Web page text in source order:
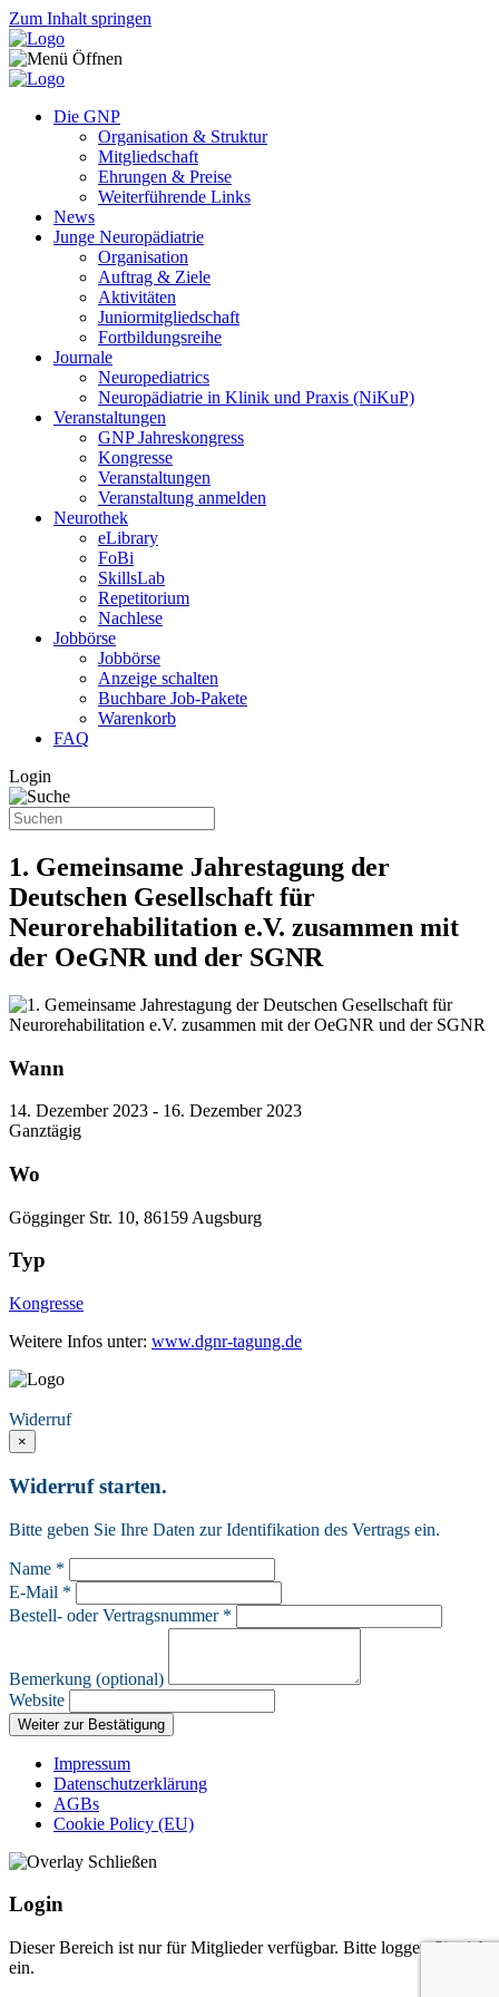
Zum Inhalt springen
Die GNP
Organisation & Struktur
Mitgliedschaft
Ehrungen & Preise
Weiterführende Links
News
Junge Neuropädiatrie
Organisation
Auftrag & Ziele
Aktivitäten
Juniormitgliedschaft
Fortbildungsreihe
Journale
Neuropediatrics
Neuropädiatrie in Klinik und Praxis (NiKuP)
Veranstaltungen
GNP Jahreskongress
Kongresse
Veranstaltungen
Veranstaltung anmelden
Neurothek
eLibrary
FoBi
SkillsLab
Repetitorium
Nachlese
Jobbörse
Jobbörse
Anzeige schalten
Buchbare Job-Pakete
Warenkorb
FAQ
Login
1. Gemeinsame Jahrestagung der
Deutschen Gesellschaft für
Neurorehabilitation e.V. zusammen mit
der OeGNR und der SGNR
Wann
14. Dezember 2023 - 16. Dezember 2023
Ganztägig
Wo
Gögginger Str. 10, 86159 Augsburg
Typ
Kongresse
Weitere Infos unter: www.dgnr-tagung.de
Widerruf
×
Widerruf starten.
Bitte geben Sie Ihre Daten zur Identifikation des Vertrags ein.
Name *
E-Mail *
Bestell- oder Vertragsnummer *
Bemerkung (optional)
Website
Weiter zur Bestätigung
Impressum
Datenschutzerklärung
AGBs
Cookie Policy (EU)
Login
Dieser Bereich ist nur für Mitglieder verfügbar. Bitte loggen Sie sich
ein.